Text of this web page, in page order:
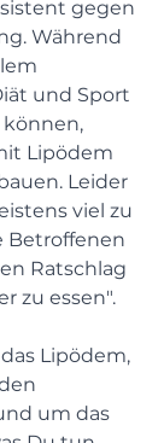
gegen
Während
und Sport
können,
Lipödem
Leider
viel zu
Betroffenen
Ratschlag
zu essen".
Lipödem,
um das